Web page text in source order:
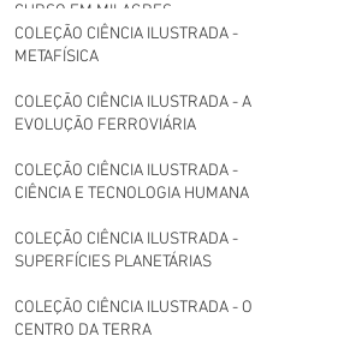
CURSO EM MILAGRES.
COLEÇÃO CIÊNCIA ILUSTRADA -
METAFÍSICA
COLEÇÃO CIÊNCIA ILUSTRADA - A
EVOLUÇÃO FERROVIÁRIA
COLEÇÃO CIÊNCIA ILUSTRADA -
CIÊNCIA E TECNOLOGIA HUMANA
COLEÇÃO CIÊNCIA ILUSTRADA -
SUPERFÍCIES PLANETÁRIAS
COLEÇÃO CIÊNCIA ILUSTRADA - O
CENTRO DA TERRA